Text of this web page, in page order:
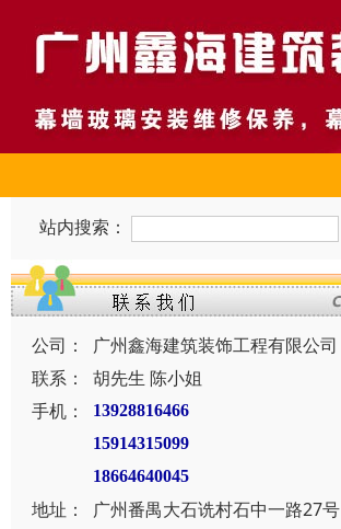
站内搜索：
公司：
广州鑫海建筑装饰工程有限公司
联系：
胡先生 陈小姐
手机：
13928816466
15914315099
18664640045
地址：
广州番禺大石诜村石中一路27号